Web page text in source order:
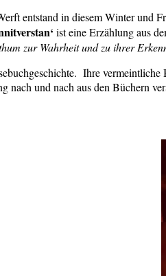
entstand in diesem Winter und
ist eine Erzählung aus
zur Wahrheit und zu ihrer
Ihre
nach und nach aus den Büchern